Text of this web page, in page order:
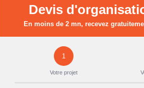
Devis
En moins de 2 mn, recevez
1
Votre projet